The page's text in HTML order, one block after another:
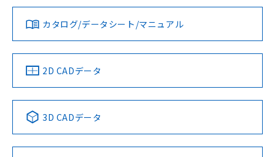
ダウンロードデータをご利用いただく前に、以下を必ずお読
みください。
ソフトウェアの使用条件
対応済み
中国 RoHS 注意事項・凡例
Pb Hg Cd Cr(VI)
カタログ/データシート/マニュアル
2D CADデータ
3D CADデータ